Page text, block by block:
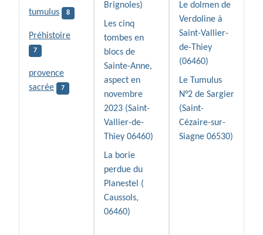
tumulus 8
Préhistoire
7
provence
sacrée
7
Brignoles)
Les cinq
tombes en
blocs de
Sainte-Anne,
aspect en
novembre
2023 (Saint-
Vallier-de-
Thiey 06460)
La borie
perdue du
Planestel (
Caussols,
06460)
Le dolmen de
Verdoline à
Saint-Vallier-
de-Thiey
(06460)
Le Tumulus
N°2 de Sargier
(Saint-
Cézaire-sur-
Siagne 06530)